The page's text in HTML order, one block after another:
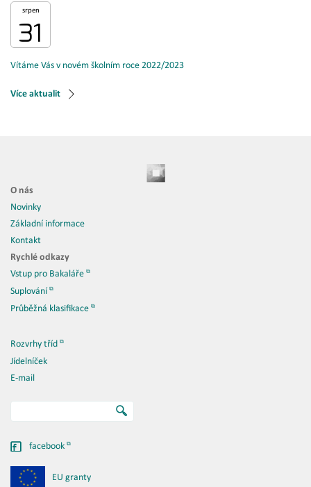
srpen
31
Vítáme Vás v novém školním roce 2022/2023
Více aktualit
O nás
Novinky
Základní informace
Kontakt
Rychlé odkazy
Vstup pro Bakaláře
Suplování
Průběžná klasifikace
Rozvrhy tříd
Jídelníček
E-mail
facebook
EU granty